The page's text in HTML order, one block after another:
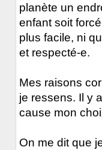
planète un
enfant soit
plus facile, ni
et respecté-e.
Mes raisons
je ressens. Il y
cause mon
On me dit que